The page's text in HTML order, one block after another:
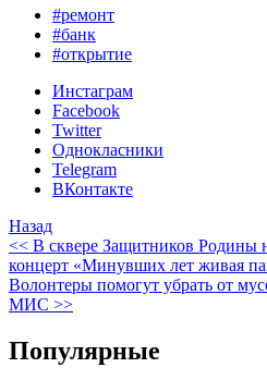
#ремонт
#банк
#открытие
Инстаграм
Facebook
Twitter
Однокласники
Telegram
ВКонтакте
Назад
<< В сквере Защитников Родины
концерт «Минувших лет живая
Волонтеры помогут убрать от
МИС >>
Популярные